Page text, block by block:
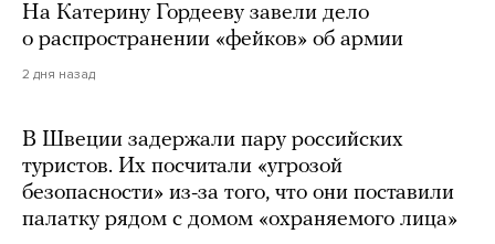
На Катерину Гордееву завели дело
о распространении «фейков» об армии
2 дня назад
В Швеции задержали пару российских
туристов. Их посчитали «угрозой
безопасности» из-за того, что они поставили
палатку рядом с домом «охраняемого лица»